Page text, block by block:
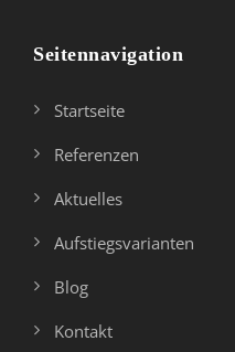
Seitennavigation
Startseite
Referenzen
Aktuelles
Aufstiegsvarianten
Blog
Kontakt